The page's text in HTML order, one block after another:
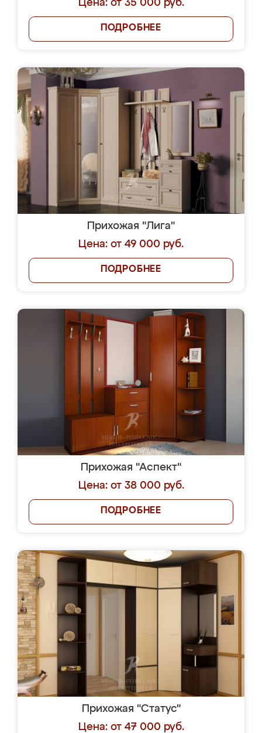
Цена: от 35 000 руб.
ПОДРОБНЕЕ
Прихожая "Лига"
Цена: от 49 000 руб.
ПОДРОБНЕЕ
Прихожая "Аспект"
Цена: от 38 000 руб.
ПОДРОБНЕЕ
Прихожая "Статус"
Цена: от 47 000 руб.